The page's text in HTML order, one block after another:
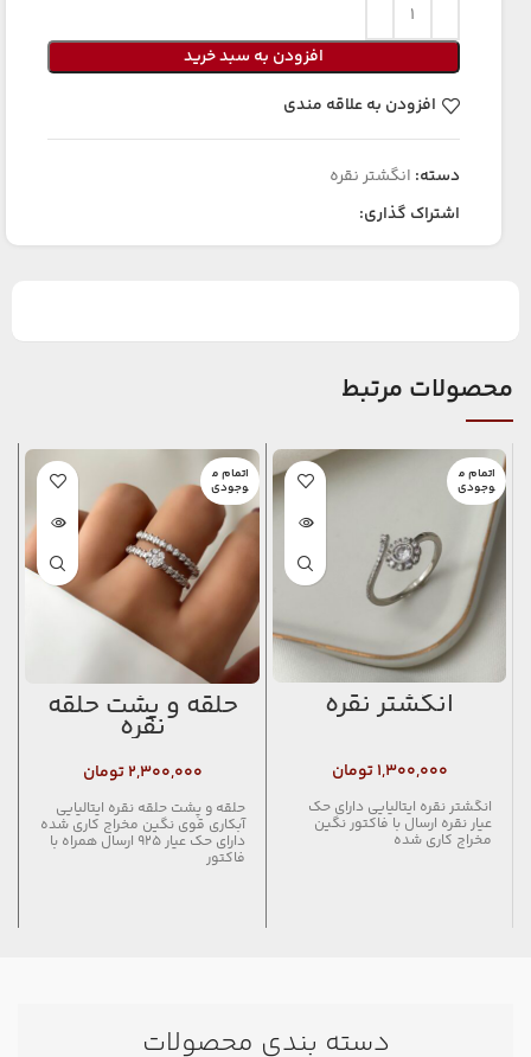
افزودن به سبد خرید
افزودن به علاقه مندی
دسته: انگشتر نقره
اشتراک گذاری:
محصولات مرتبط
اتمام م
وجودی
انگشتر نقره
۱,۳۰۰,۰۰۰ تومان
انگشتر نقره ایتالیایی دارای حک
عیار نقره ارسال با فاکتور نگین
مخراج کاری شده
اتمام م
وجودی
حلقه و پشت حلقه
نقره
۲,۳۰۰,۰۰۰ تومان
حلقه و پشت حلقه نقره ایتالیایی
آبکاری قوی نگین مخراج کاری شده
دارای حک عیار ۹۲۵ ارسال همراه با
فاکتور
دسته بندی محصولات